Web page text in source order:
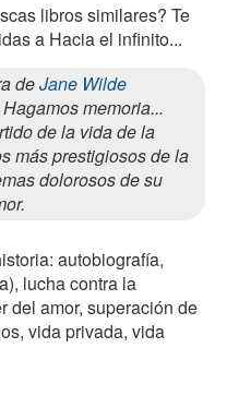
libros similares? Te
a Hacia el infinito...
deJane Wilde
memoria...
de la vida de la
más prestigiosos de la
dolorosos de su
autobiografía,
lucha contra la
del amor, superación de
vida privada, vida